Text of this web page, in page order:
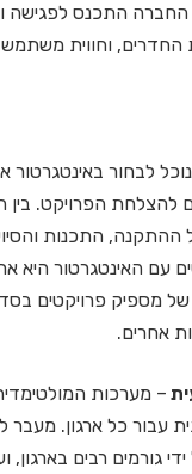
התכנס לפגישה
החדרים, וחווית
לבחור באינטגרטור
להצלחת הפרויקט. בין
ההתקנה, התכנות
האינטגרטור היא
מספיק פרויקטים
אחרים.
– מערכות
עבור כל ארגון. מעבר
גורמים רבים בארגון,